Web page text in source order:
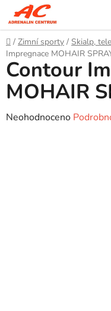
Přejít
na
obsah
Domů
/ Zimní sporty / Skialp,
Impregnace MOHAIR
Contour
MOHAIR
Průměrné
Neohodnoceno